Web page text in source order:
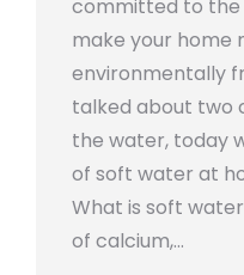
committed to
make your home
environmentally
talked about two
the water, today
of soft water at
What is soft
of calcium,…